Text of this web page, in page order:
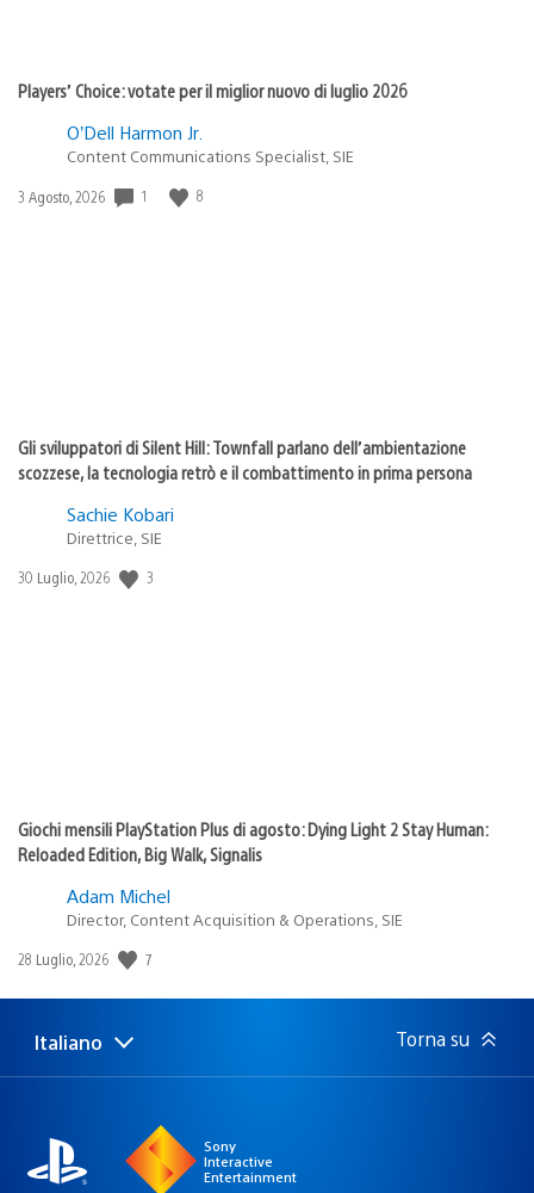
Players’ Choice: votate per il miglior nuovo di luglio 2026
O’Dell Harmon Jr.
Content Communications Specialist, SIE
Data
3 Agosto, 2026 1 8
Gli sviluppatori di Silent Hill: Townfall parlano dell’ambientazione
scozzese, la tecnologia retrò e il combattimento in prima persona
Sachie Kobari
Direttrice, SIE
Data
30 Luglio, 2026 3
Giochi mensili PlayStation Plus di agosto: Dying Light 2 Stay Human:
Reloaded Edition, Big Walk, Signalis
Adam Michel
Director, Content Acquisition & Operations, SIE
Data
pubblicazione:
28 Luglio, 2026 7
Seleziona
una
Regione
attuale:
Italiano Torna su
Sony
Interactive
Entertainment